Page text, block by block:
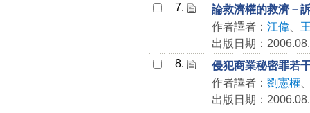
7.
論救濟權的救濟－
作者譯者： 江偉、
出版日期：
8.
侵犯商業秘密罪若
作者譯者： 劉憲權
出版日期：